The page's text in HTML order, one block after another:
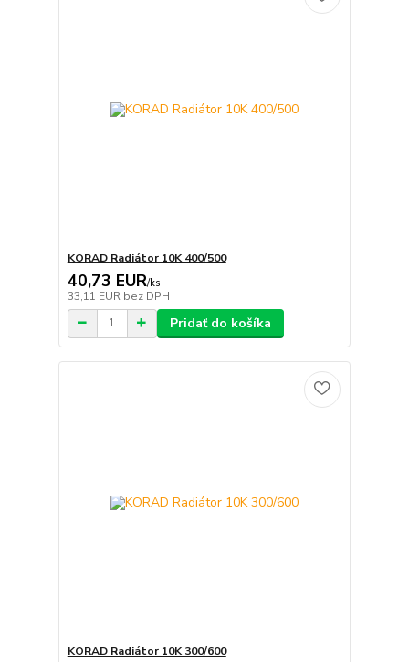
KORAD Radiátor 10K 400/500
40,73 EUR/ks
33,11 EUR bez DPH
Pridať do košíka
KORAD Radiátor 10K 300/600